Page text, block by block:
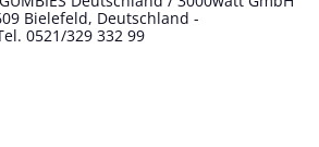
Bielefeld, Deutschland -
0521/329 332 99